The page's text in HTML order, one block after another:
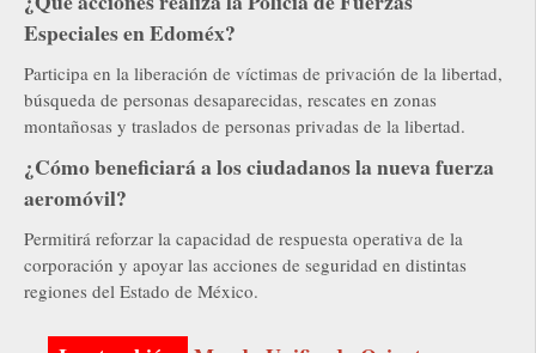
Especiales en Edoméx?
Participa en la liberación de víctimas de privación de la libertad,
búsqueda de personas desaparecidas, rescates en zonas
montañosas y traslados de personas privadas de la libertad.
¿Cómo beneficiará a los ciudadanos la nueva fuerza
aeromóvil?
Permitirá reforzar la capacidad de respuesta operativa de la
corporación y apoyar las acciones de seguridad en distintas
regiones del Estado de México.